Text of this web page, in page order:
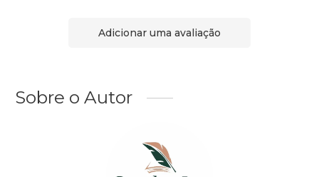
Adicionar uma avaliação
Sobre o Autor